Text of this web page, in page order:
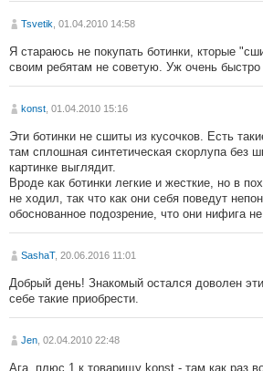
Tsvetik, 01.04.2010 14:58
Я стараюсь не покупать ботинки, кторые
своим ребятам не советую. Уж очень быстро
konst, 01.04.2010 15:16
Эти ботинки не сшиты из кусочков. Есть
там сплошная синтетическая скорлупа без
картинке выглядит.
Вроде как ботинки легкие и жесткие, но в
не ходил, так что как они себя поведут
обоснованное подозрение, что они нифига
SashaT, 20.06.2016 11:01
Добрый день! Знакомый остался доволен
себе такие приобрести.
Jen, 02.04.2010 22:48
Ага, плюс 1 к товарищу konst - там как раз